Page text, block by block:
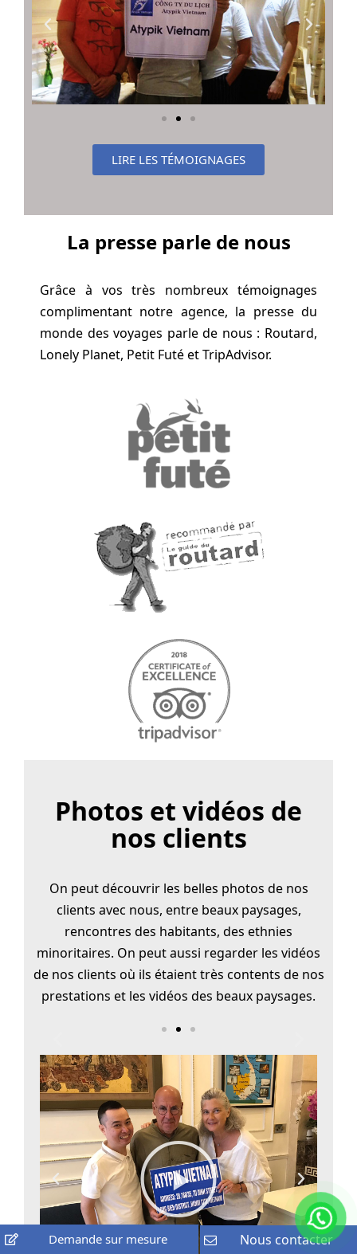
LIRE LES TÉMOIGNAGES
La presse parle de nous
Grâce à vos très nombreux témoignages
complimentant notre agence, la presse du
monde des voyages parle de nous : Routard,
Lonely Planet, Petit Futé et TripAdvisor.
Photos et vidéos de
nos clients
On peut découvrir les belles photos de nos
clients avec nous, entre beaux paysages,
rencontres des habitants, des ethnies
minoritaires. On peut aussi regarder les vidéos
de nos clients où ils étaient très contents de nos
prestations et les vidéos des beaux paysages.
Demande sur mesure Nous contacter